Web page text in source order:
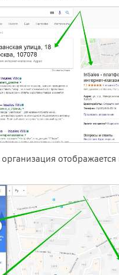
отображается